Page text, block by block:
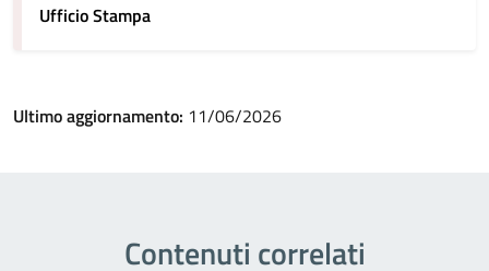
Ufficio Stampa
Ultimo aggiornamento: 11/06/2026
Contenuti correlati